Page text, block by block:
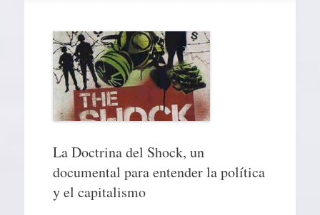
La Doctrina del Shock, un
documental para entender la política
y el capitalismo